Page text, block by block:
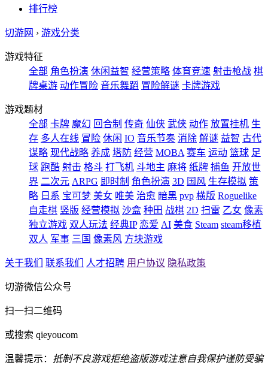
排行榜
切游网 › 游戏分类
游戏特征
全部 角色扮演 休闲益智 经营策略 体育竞速 射击枪战 棋
牌桌游 动作冒险 音乐舞蹈 冒险解谜 卡牌游戏
游戏题材
全部 卡牌 魔幻 回合制 传奇 仙侠 武侠 动作 放置挂机 生
存 多人在线 冒险 休闲 IO 音乐节奏 消除 解谜 益智 古代
谋略 现代战略 养成 塔防 经营 MOBA 赛车 运动 篮球 足
球 跑酷 射击 格斗 打飞机 斗地主 麻将 纸牌 捕鱼 开放世
界 二次元 ARPG 即时制 角色扮演 3D 国风 生存模拟 策
略 日系 宝可梦 美女 唯美 治愈 暗黑 pvp 横版 Roguelike
自走棋 竖版 经营模拟 沙盒 种田 战棋 2D 扫雷 乙女 像素
独立游戏 双人玩法 经典IP 恋爱 AI 美食 Steam steam移植
双人 军事 三国 像素风 方块游戏
关于我们 联系我们 人才招聘 用户协议 隐私政策
切游微信公众号
扫一扫二维码
或搜索 qieyoucom
温馨提示： 抵制不良游戏拒绝盗版游戏注意自我保护谨防受骗